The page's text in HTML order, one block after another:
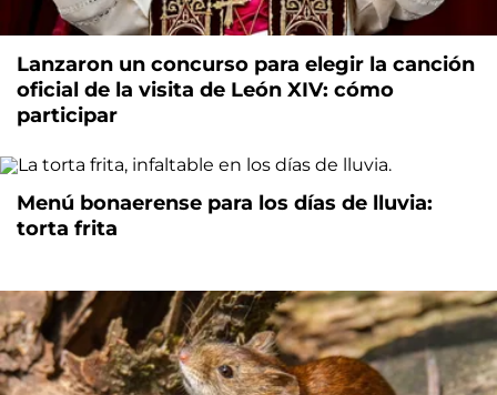
Lanzaron un concurso para elegir la canción
oficial de la visita de León XIV: cómo
participar
Menú bonaerense para los días de lluvia:
torta frita